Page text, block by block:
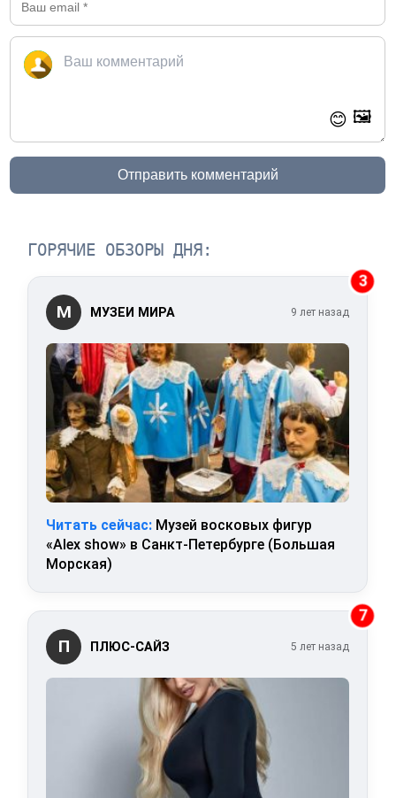
😊 🖼️
Отправить комментарий
ГОРЯЧИЕ ОБЗОРЫ ДНЯ:
3
М МУЗЕИ МИРА 9 лет назад
Читать сейчас: Музей восковых фигур
«Alex show» в Санкт-Петербурге (Большая
Морская)
7
П ПЛЮС-САЙЗ 5 лет назад